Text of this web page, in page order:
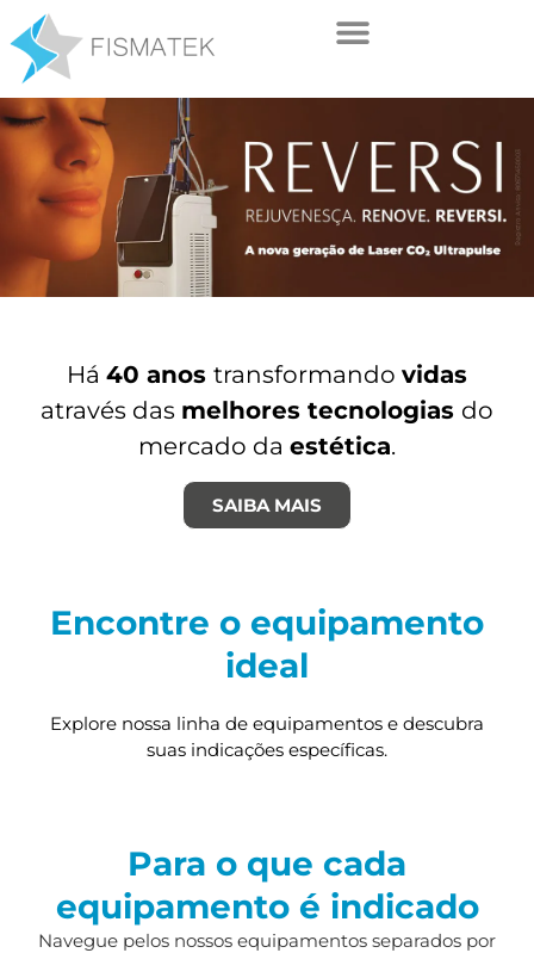
Há 40 anos transformando vidas
através das melhores tecnologias do
mercado da estética.
SAIBA MAIS
Encontre o equipamento
ideal
Explore nossa linha de equipamentos e descubra
suas indicações específicas.
Para o que cada
equipamento é indicado
Navegue pelos nossos equipamentos separados por